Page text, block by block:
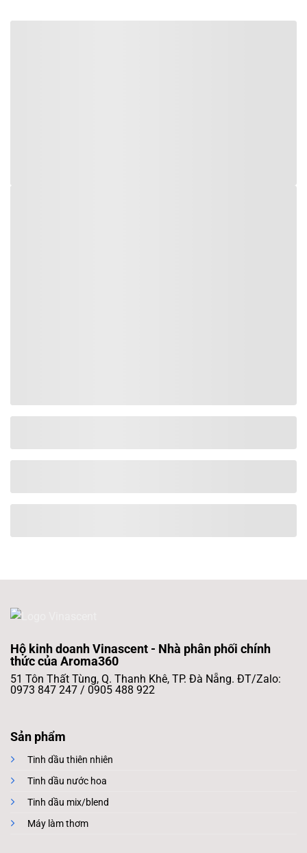
Hộ kinh doanh Vinascent - Nhà phân phối chính
thức của Aroma360
51 Tôn Thất Tùng, Q. Thanh Khê, TP. Đà Nẵng. ĐT/Zalo:
0973 847 247 / 0905 488 922
Sản phẩm
Tinh dầu thiên nhiên
Tinh dầu nước hoa
Tinh dầu mix/blend
Máy làm thơm